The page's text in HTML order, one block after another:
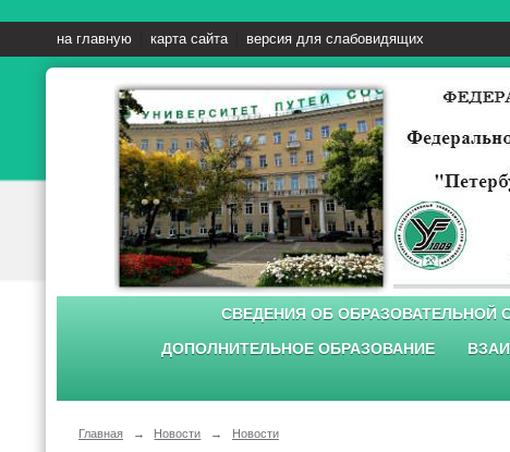
на главную карта сайта версия для слабовидящих
СВЕДЕНИЯ ОБ ОБРАЗОВАТЕЛЬНОЙ
ДОПОЛНИТЕЛЬНОЕ ОБРАЗОВАНИЕ
Главная → Новости → Новости